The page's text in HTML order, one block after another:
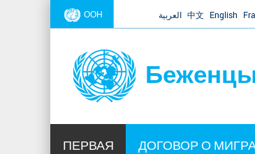
ООН العربية 中文 English
ПЕРВАЯ ДОГОВОР О